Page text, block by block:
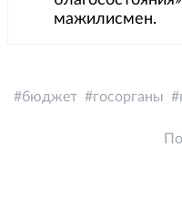
мажилисмен.
бюджет госорганы